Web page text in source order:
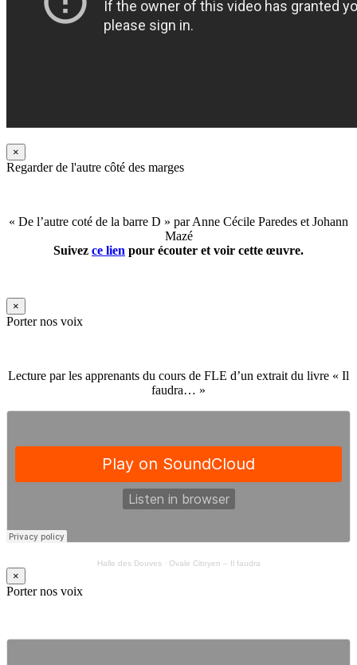
×
Regarder de l'autre côté des marges
« De l’autre coté de la barre D » par Anne Cécile Paredes et Johann
Mazé
Suivez ce lien pour écouter et voir cette œuvre.
×
Porter nos voix
Lecture par les apprenants du cours de FLE d’un extrait du livre « Il
faudra… »
Halle des Douves· Ovale Citoyen – Il faudra
×
Porter nos voix